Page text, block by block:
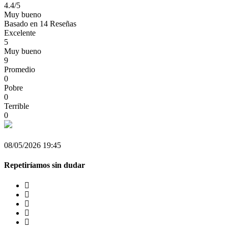
4.4/5
Muy bueno
Basado en 14 Reseñas
Excelente
5
Muy bueno
9
Promedio
0
Pobre
0
Terrible
0
08/05/2026 19:45
Repetiríamos sin dudar